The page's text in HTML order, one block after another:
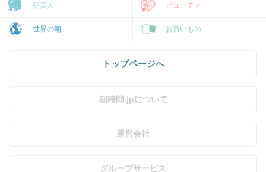
朝美人 ビューティ
世界の朝 お買いもの
トップページへ
朝時間.jpについて
運営会社
グループサービス